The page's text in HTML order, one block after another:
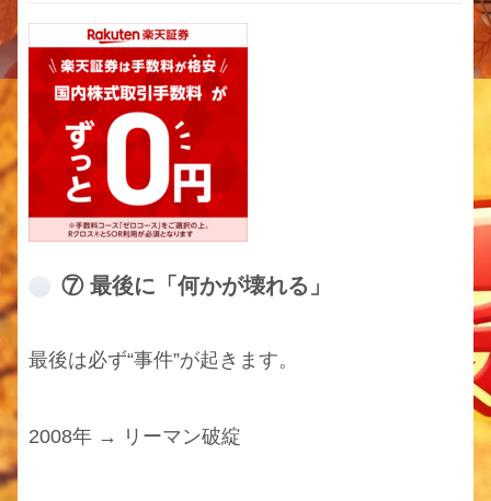
⑦ 最後に「何かが壊れる」
最後は必ず“事件”が起きます。
2008年 → リーマン破綻